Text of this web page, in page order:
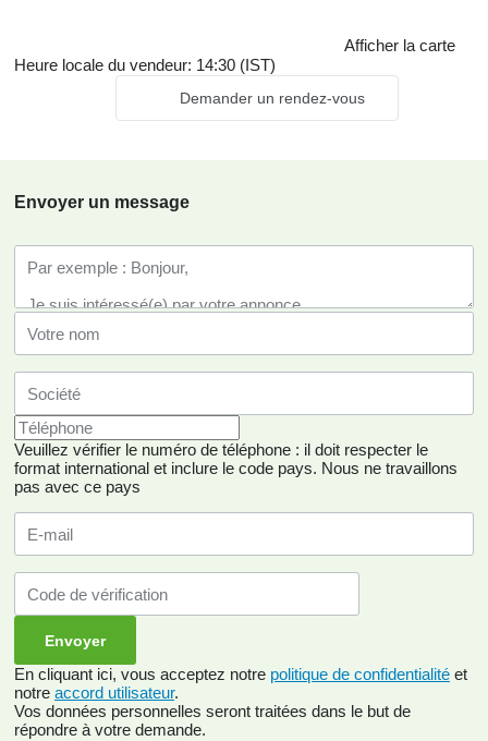
Afficher la carte
Heure locale du vendeur: 14:30 (IST)
Demander un rendez-vous
Envoyer un message
Veuillez vérifier le numéro de téléphone : il doit respecter le
format international et inclure le code pays. Nous ne travaillons
pas avec ce pays
En cliquant ici, vous acceptez notre politique de confidentialité et
notre accord utilisateur.
Vos données personnelles seront traitées dans le but de
répondre à votre demande.